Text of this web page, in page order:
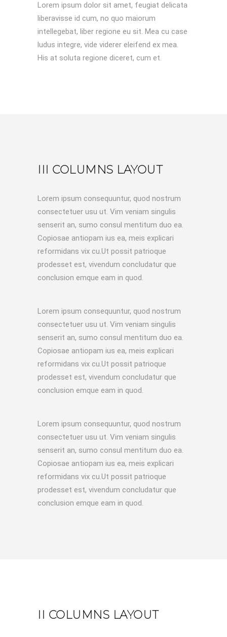
Lorem ipsum dolor sit amet, feugiat delicata
liberavisse id cum, no quo maiorum
intellegebat, liber regione eu sit. Mea cu case
ludus integre, vide viderer eleifend ex mea.
His at soluta regione diceret, cum et.
III COLUMNS LAYOUT
Lorem ipsum consequuntur, quod nostrum
consectetuer usu ut. Vim veniam singulis
senserit an, sumo consul mentitum duo ea.
Copiosae antiopam ius ea, meis explicari
reformidans vix cu.Ut possit patrioque
prodesset est, vivendum concludatur que
conclusion emque eam in quod.
Lorem ipsum consequuntur, quod nostrum
consectetuer usu ut. Vim veniam singulis
senserit an, sumo consul mentitum duo ea.
Copiosae antiopam ius ea, meis explicari
reformidans vix cu.Ut possit patrioque
prodesset est, vivendum concludatur que
conclusion emque eam in quod.
Lorem ipsum consequuntur, quod nostrum
consectetuer usu ut. Vim veniam singulis
senserit an, sumo consul mentitum duo ea.
Copiosae antiopam ius ea, meis explicari
reformidans vix cu.Ut possit patrioque
prodesset est, vivendum concludatur que
conclusion emque eam in quod.
II COLUMNS LAYOUT